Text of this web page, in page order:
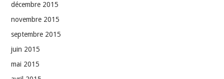
décembre 2015
novembre 2015
septembre 2015
juin 2015
mai 2015